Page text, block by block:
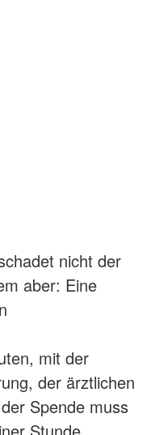
nicht der
aber: Eine
mit der
der ärztlichen
Spende muss